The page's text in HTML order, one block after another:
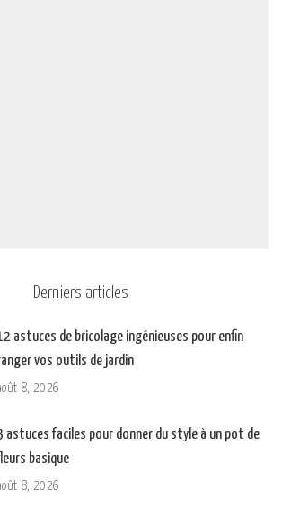
Derniers articles
astuces de bricolage ingénieuses pour enfin
vos outils de jardin
8, 2026
astuces faciles pour donner du style à un pot de
basique
8, 2026